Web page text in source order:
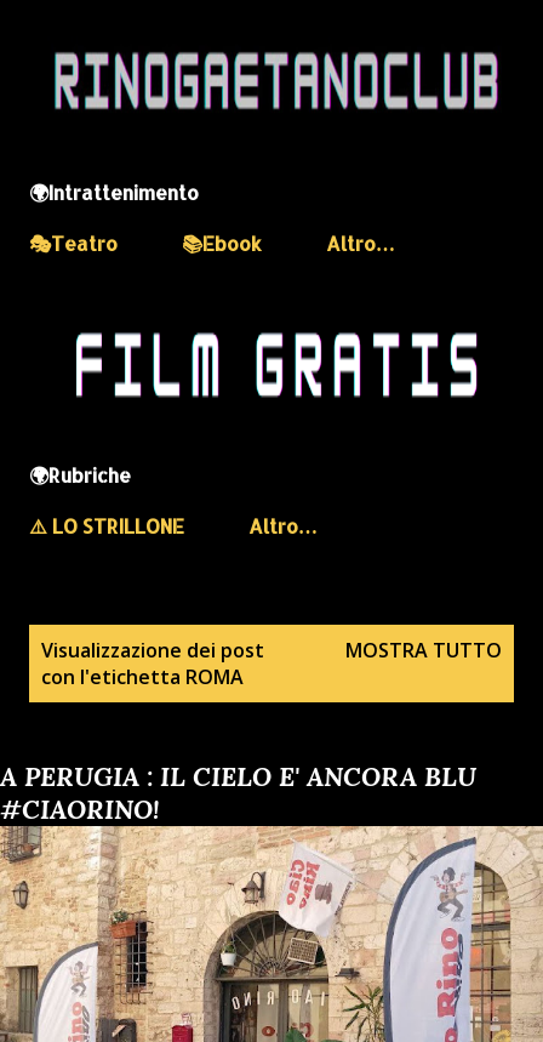
🌍Intrattenimento
🎭Teatro
📚Ebook Altro…
🌍Rubriche
⚠️ LO STRILLONE
Altro…
t
Visualizzazione dei post
con l'etichetta ROMA
MOSTRA TUTTO
A PERUGIA : IL CIELO E' ANCORA BLU
#CIAORINO!